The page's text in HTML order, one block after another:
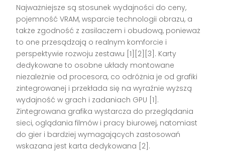
Najważniejsze są stosunek wydajności do ceny,
pojemność VRAM, wsparcie technologii obrazu, a
także zgodność z zasilaczem i obudową, ponieważ
to one przesądzają o realnym komforcie i
perspektywie rozwoju zestawu [1][2][3]. Karty
dedykowane to osobne układy montowane
niezależnie od procesora, co odróżnia je od grafiki
zintegrowanej i przekłada się na wyraźnie wyższą
wydajność w grach i zadaniach GPU [1].
Zintegrowana grafika wystarcza do przeglądania
sieci, oglądania filmów i pracy biurowej, natomiast
do gier i bardziej wymagających zastosowań
wskazana jest karta dedykowana [2].